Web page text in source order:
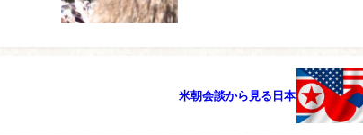
米朝会談から見る日本